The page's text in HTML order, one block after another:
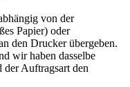
von der
Papier) oder
den Drucker übergeben.
wir haben dasselbe
der Auftragsart den